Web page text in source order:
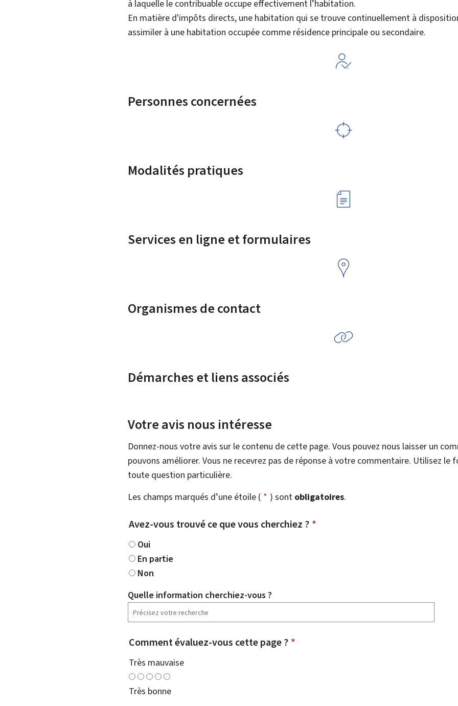
à laquelle le contribuable occupe effectivement l’habitation.
En matière d'impôts directs, une habitation qui se trouve continuellement à
assimiler à une habitation occupée comme résidence principale ou secondaire.
Personnes concernées
Modalités pratiques
Services en ligne et formulaires
Organismes de contact
Démarches et liens associés
Votre avis nous intéresse
Donnez-nous votre avis sur le contenu de cette page. Vous pouvez nous laisser un
pouvons améliorer. Vous ne recevrez pas de réponse à votre commentaire. Utilisez
toute question particulière.
Les champs marqués d’une étoile ( * ) sont obligatoires.
Avez-vous trouvé ce que vous cherchiez ? *
Oui
En partie
Non
Quelle information cherchiez-vous ?
Comment évaluez-vous cette page ? *
Très mauvaise
Très bonne